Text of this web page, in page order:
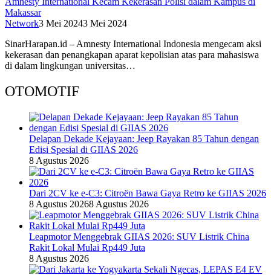
Makassar
Network3 Mei 20243 Mei 2024
SinarHarapan.id – Amnesty International Indonesia mengecam aksi
kekerasan dan penangkapan aparat kepolisian atas para mahasiswa
di dalam lingkungan universitas…
OTOMOTIF
Delapan Dekade Kejayaan: Jeep Rayakan 85 Tahun dengan
Edisi Spesial di GIIAS 2026
8 Agustus 2026
Dari 2CV ke e-C3: Citroën Bawa Gaya Retro ke GIIAS 2026
8 Agustus 20268 Agustus 2026
Leapmotor Menggebrak GIIAS 2026: SUV Listrik China
Rakit Lokal Mulai Rp449 Juta
8 Agustus 2026